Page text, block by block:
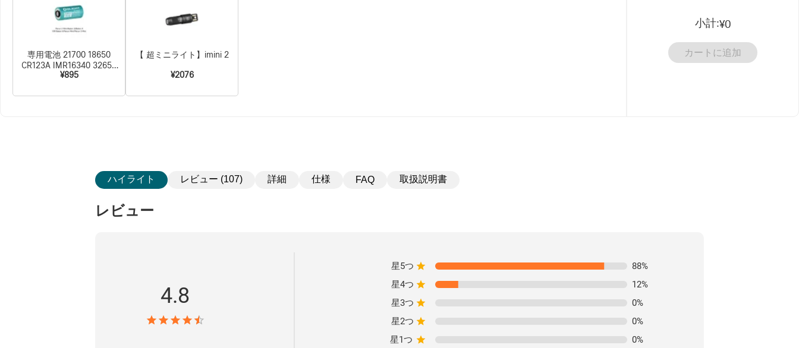
専用電池 21700 18650
CR123A IMR16340 32650
18500 バッテリー
¥895
【 超ミニライト】imini 2
¥2076
小計:¥0
カートに追加
ハイライト レビュー (107) 詳細 仕様 FAQ 取扱説明書
レビュー
4.8
星5つ 88%
星4つ
12%
星3つ
0%
星2つ
0%
星1つ
0%